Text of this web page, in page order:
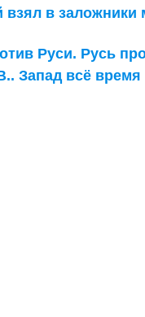
взял в
Руси. Русь
Запад всё